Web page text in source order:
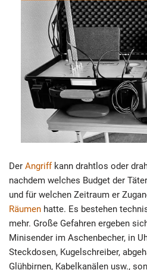
Der Angriffkann drahtlos oder
nachdem welches Budget der
und für welchen Zeitraum er
Räumen hatte. Es bestehen
mehr. Große Gefahren ergeben
Minisender im Aschenbecher, in
Steckdosen, Kugelschreiber,
Glühbirnen, Kabelkanälen usw.,